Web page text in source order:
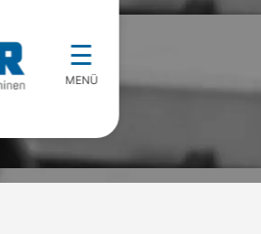
☰
MENÜ